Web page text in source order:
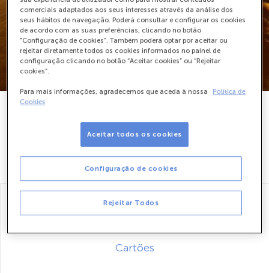
Contas
Cartões
comerciais adaptados aos seus interesses através da análise dos
seus hábitos de navegação. Poderá consultar e configurar os cookies
de acordo com as suas preferências, clicando no botão
"Configuração de cookies”. Também poderá optar por aceitar ou
rejeitar diretamente todos os cookies informados no painel de
configuração clicando no botão “Aceitar cookies” ou “Rejeitar
cookies”.
Para mais informações, agradecemos que aceda à nossa
Política de
Cookies
Rejeitar Todos
Configuração de cookies
Aceitar todos os cookies